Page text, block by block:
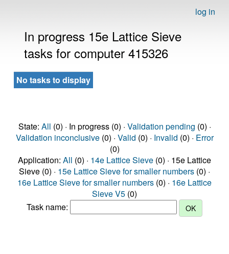
log in
In progress 15e Lattice Sieve
tasks for computer 415326
No tasks to display
State: All (0) · In progress (0) · Validation pending (0) ·
Validation inconclusive(0) · Valid (0) · Invalid (0) · Error
(0)
Application: All (0) · 14e Lattice Sieve (0) · 15e Lattice
Sieve (0) · 15e Lattice Sieve for smaller numbers (0) ·
16e Lattice Sieve for smaller numbers (0) · 16e Lattice
Sieve V5 (0)
Task name: